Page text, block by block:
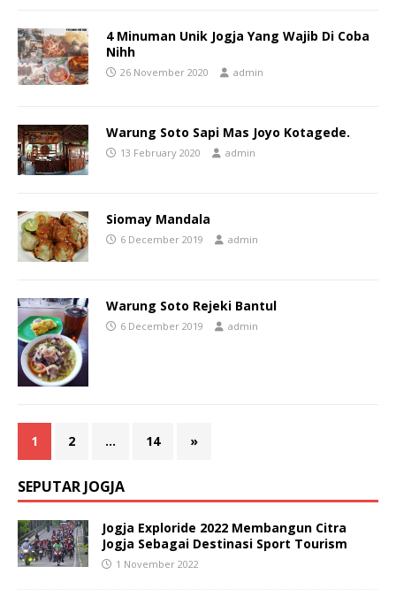
4 Minuman Unik Jogja Yang Wajib Di Coba
Nihh
26 November 2020 admin
Warung Soto Sapi Mas Joyo Kotagede.
13 February 2020 admin
Siomay Mandala
6 December 2019 admin
Warung Soto Rejeki Bantul
6 December 2019 admin
1 2 … 14 »
SEPUTAR JOGJA
Jogja Exploride 2022 Membangun Citra
Jogja Sebagai Destinasi Sport Tourism
1 November 2022